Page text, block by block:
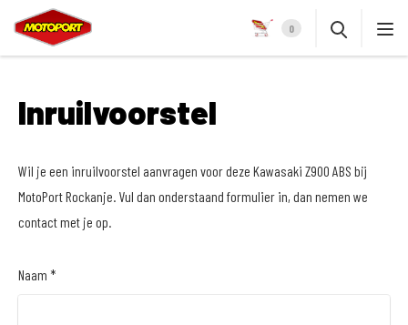
0
Inruilvoorstel
Wil je een inruilvoorstel aanvragen voor deze Kawasaki Z900 ABS bij
MotoPort Rockanje. Vul dan onderstaand formulier in, dan nemen we
contact met je op.
Naam *